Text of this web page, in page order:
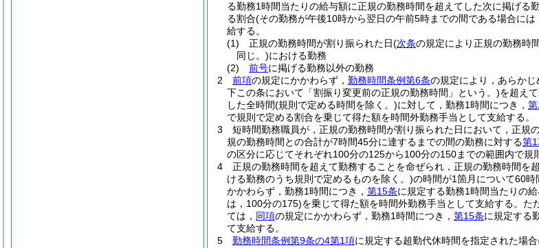
る勤務1時間当たりの給与額に正規の勤務時間を超えてした次に掲げ
る割合(その勤務が午後10時から翌日の午前5時までの間である場合に
給する。
(1)
正規の勤務時間が割り振られた日(次条の規定により正規の勤務時
同じ。)における勤務
(2)
前号に掲げる勤務以外の勤務
2
前項の規定にかかわらず， 勤務時間条例第6条の規定により，あらかじ
下この条において「割振り変更前の正規の勤務時間」という。)を超え
した全時間(規則で定める時間を除く。)に対して，勤務1時間につき，
で規則で定める割合を乗じて得た額を時間外勤務手当として支給する。
3
短時間勤務職員が，正規の勤務時間が割り振られた日において，正
規の勤務時間との合計が7時間45分に達するまでの間の勤務に対する第
の区分に応じてそれぞれ100分の125から100分の150までの範囲内で規
4
正規の勤務時間を超えて勤務することを命ぜられ，正規の勤務時間を
ける勤務のうち規則で定めるものを除く。)の時間が1箇月について60時
かかわらず，勤務1時間につき， 第15条に規定する勤務1時間当たりの
は，100分の175)を乗じて得た額を時間外勤務手当として支給する。 た
ては， 同項の規定にかかわらず，勤務1時間につき， 第15条に規定する
て支給する。
5
勤務時間条例第9条の4第1項に規定する超勤代休時間を指定された場